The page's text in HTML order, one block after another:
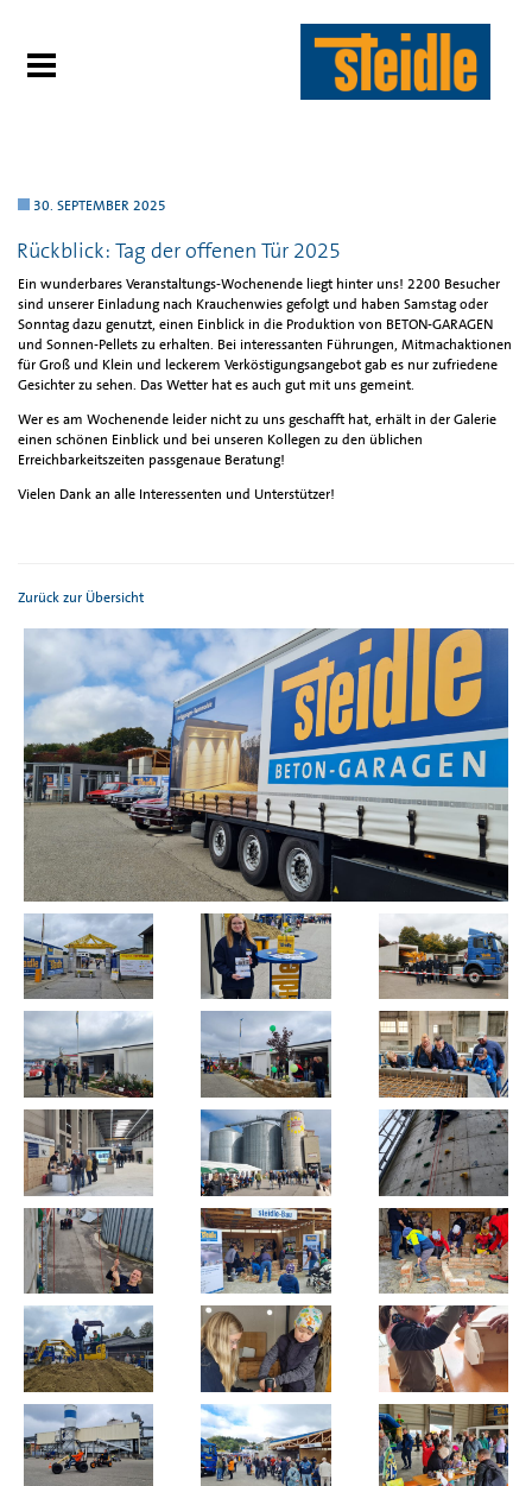
30. SEPTEMBER 2025
Rückblick: Tag der offenen Tür 2025
Ein wunderbares Veranstaltungs-Wochenende liegt hinter uns! 2200 Besucher
sind unserer Einladung nach Krauchenwies gefolgt und haben Samstag oder
Sonntag dazu genutzt, einen Einblick in die Produktion von BETON-GARAGEN
und Sonnen-Pellets zu erhalten. Bei interessanten Führungen, Mitmachaktionen
für Groß und Klein und leckerem Verköstigungsangebot gab es nur zufriedene
Gesichter zu sehen. Das Wetter hat es auch gut mit uns gemeint.
Wer es am Wochenende leider nicht zu uns geschafft hat, erhält in der Galerie
einen schönen Einblick und bei unseren Kollegen zu den üblichen
Erreichbarkeitszeiten passgenaue Beratung!
Vielen Dank an alle Interessenten und Unterstützer!
Zurück zur Übersicht